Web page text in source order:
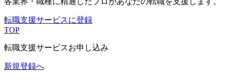
転職支援サービスに登録
TOP
転職支援サービスお申し込み
新規登録へ